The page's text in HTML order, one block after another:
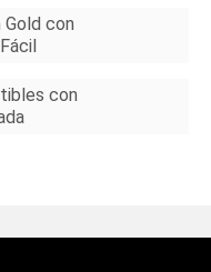
Gold con
con